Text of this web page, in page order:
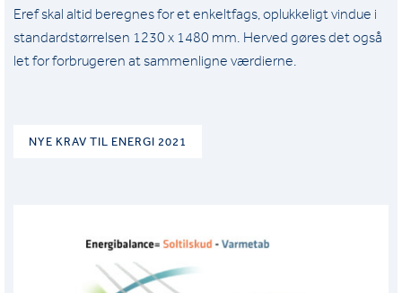
Eref skal altid beregnes for et enkeltfags, oplukkeligt vindue i
standardstørrelsen 1230 x 1480 mm. Herved gøres det også
let for forbrugeren at sammenligne værdierne.
NYE KRAV TIL ENERGI 2021